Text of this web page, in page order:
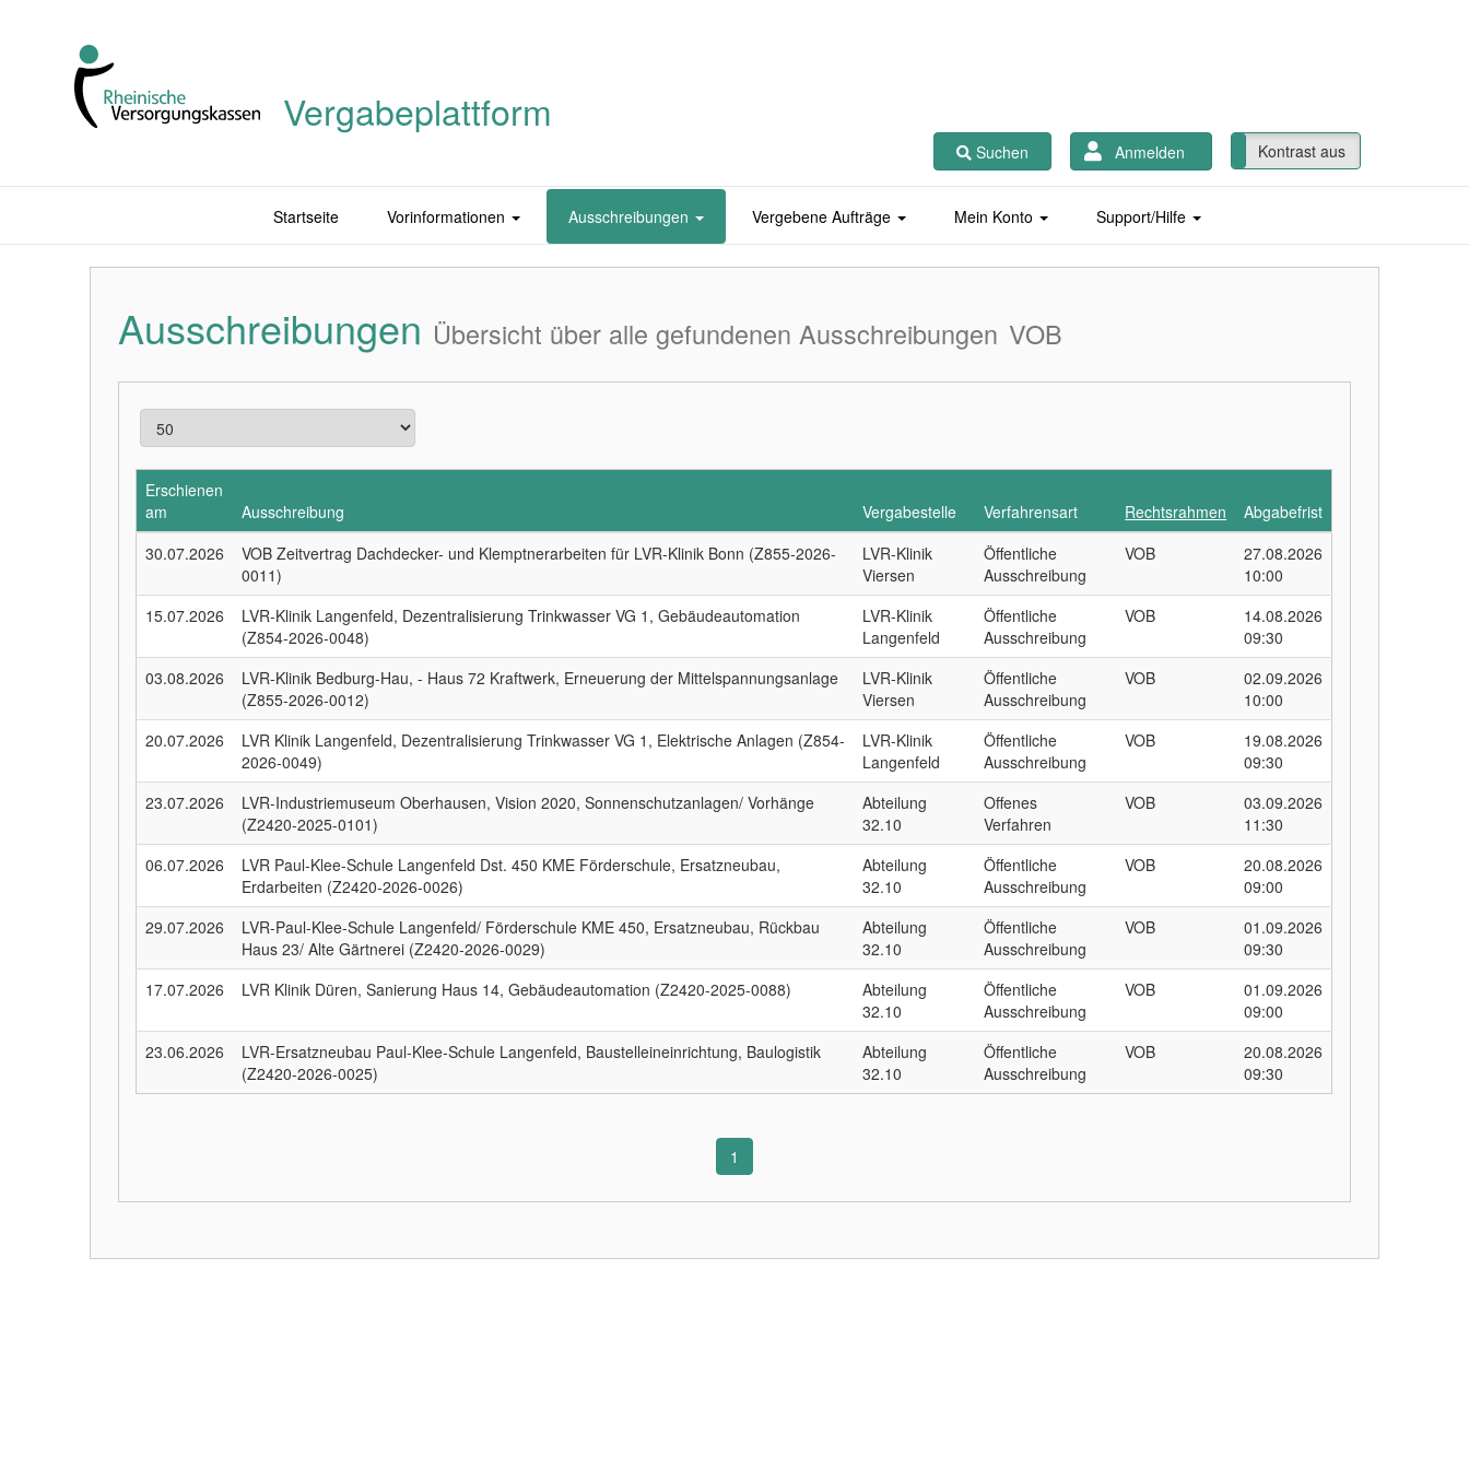
Vergabeplattform
Suchen Anmelden
Kontrast ein Kontrast aus
Startseite Vorinformationen Ausschreibungen Vergebene Aufträge Mein Konto Support/Hilfe
Ausschreibungen Übersicht über alle gefundenen Ausschreibungen VOB
Erschienen
am
Ausschreibung Vergabestelle Verfahrensart Rechtsrahmen
Abgabefrist
30.07.2026
VOB Zeitvertrag Dachdecker- und Klemptnerarbeiten für LVR-Klinik Bonn (Z855-2026-
0011)
LVR-Klinik
Viersen
Öffentliche
Ausschreibung
VOB
27.08.2026
10:00
15.07.2026
LVR-Klinik Langenfeld, Dezentralisierung Trinkwasser VG 1, Gebäudeautomation
(Z854-2026-0048)
LVR-Klinik
Langenfeld
Öffentliche
Ausschreibung
VOB
14.08.2026
09:30
03.08.2026
LVR-Klinik Bedburg-Hau, - Haus 72 Kraftwerk, Erneuerung der Mittelspannungsanlage
(Z855-2026-0012)
LVR-Klinik
Viersen
Öffentliche
Ausschreibung
VOB
02.09.2026
10:00
20.07.2026
LVR Klinik Langenfeld, Dezentralisierung Trinkwasser VG 1, Elektrische Anlagen (Z854-
2026-0049)
LVR-Klinik
Langenfeld
Öffentliche
Ausschreibung
VOB
19.08.2026
09:30
23.07.2026
LVR-Industriemuseum Oberhausen, Vision 2020, Sonnenschutzanlagen/ Vorhänge
(Z2420-2025-0101)
Abteilung
32.10
Offenes
Verfahren
VOB
03.09.2026
11:30
06.07.2026
LVR Paul-Klee-Schule Langenfeld Dst. 450 KME Förderschule, Ersatzneubau,
Erdarbeiten (Z2420-2026-0026)
Abteilung
32.10
Öffentliche
Ausschreibung
VOB
20.08.2026
09:00
29.07.2026
LVR-Paul-Klee-Schule Langenfeld/ Förderschule KME 450, Ersatzneubau, Rückbau
Haus 23/ Alte Gärtnerei (Z2420-2026-0029)
Abteilung
32.10
Öffentliche
Ausschreibung
VOB
01.09.2026
09:30
17.07.2026
LVR Klinik Düren, Sanierung Haus 14, Gebäudeautomation (Z2420-2025-0088)
Abteilung
32.10
Öffentliche
Ausschreibung
VOB
01.09.2026
09:00
23.06.2026
LVR-Ersatzneubau Paul-Klee-Schule Langenfeld, Baustelleineinrichtung, Baulogistik
(Z2420-2026-0025)
Abteilung
32.10
Öffentliche
Ausschreibung
VOB
20.08.2026
09:30
1